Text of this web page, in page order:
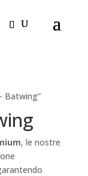
Batwing”
, le nostre